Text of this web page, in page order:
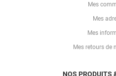
Mes
Mes
Mes
Mes retours de
NOS PRODUITS